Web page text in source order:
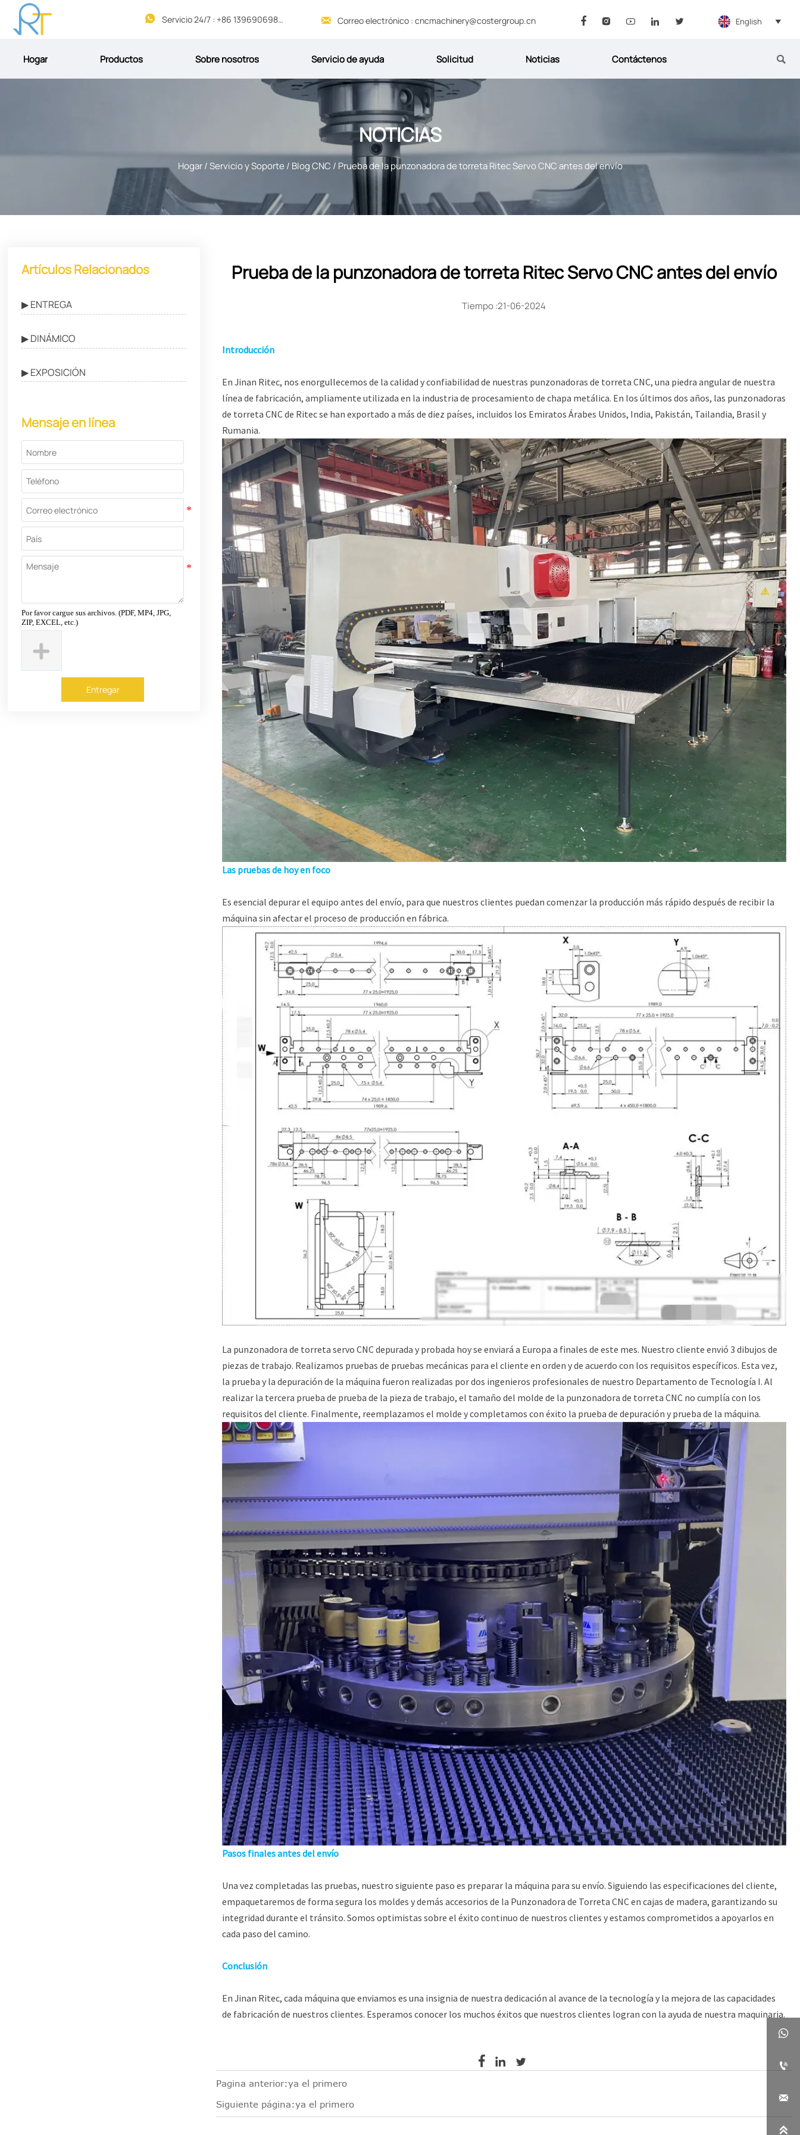
 Servicio 24/7 : +86 13969069845  Correo electrónico : cncmachinery@costergroup.cn      English 
Hogar Productos Sobre nosotros Servicio de ayuda Solicitud Noticias Contáctenos 
NOTICIAS
Hogar/Servicio y Soporte / Blog CNC / Prueba de la punzonadora de torreta Ritec Servo CNC antes del envío
Artículos Relacionados
▶ ENTREGA
▶ DINÁMICO
▶ EXPOSICIÓN
Mensaje en línea
Por favor cargue sus archivos. (PDF, MP4, JPG,
ZIP, EXCEL, etc.)
Entregar
Prueba de la punzonadora de torreta Ritec Servo CNC antes del envío
Tiempo :21-06-2024
Introducción
En Jinan Ritec, nos enorgullecemos de la calidad y confiabilidad de nuestras punzonadoras de torreta CNC, una piedra angular de nuestra
línea de fabricación, ampliamente utilizada en la industria de procesamiento de chapa metálica. En los últimos dos años, las punzonadoras
de torreta CNC de Ritec se han exportado a más de diez países, incluidos los Emiratos Árabes Unidos, India, Pakistán, Tailandia, Brasil y
Rumania.
Las pruebas de hoy en foco
Es esencial depurar el equipo antes del envío, para que nuestros clientes puedan comenzar la producción más rápido después de recibir la
máquina sin afectar el proceso de producción en fábrica.
La punzonadora de torreta servo CNC depurada y probada hoy se enviará a Europa a finales de este mes. Nuestro cliente envió 3 dibujos de
piezas de trabajo. Realizamos pruebas de pruebas mecánicas para el cliente en orden y de acuerdo con los requisitos específicos. Esta vez,
la prueba y la depuración de la máquina fueron realizadas por dos ingenieros profesionales de nuestro Departamento de Tecnología I. Al
realizar la tercera prueba de prueba de la pieza de trabajo, el tamaño del molde de la punzonadora de torreta CNC no cumplía con los
requisitos del cliente. Finalmente, reemplazamos el molde y completamos con éxito la prueba de depuración y prueba de la máquina.
Pasos finales antes del envío
Una vez completadas las pruebas, nuestro siguiente paso es preparar la máquina para su envío. Siguiendo las especificaciones del cliente,
empaquetaremos de forma segura los moldes y demás accesorios de la Punzonadora de Torreta CNC en cajas de madera, garantizando su
integridad durante el tránsito. Somos optimistas sobre el éxito continuo de nuestros clientes y estamos comprometidos a apoyarlos en
cada paso del camino.
Conclusión
En Jinan Ritec, cada máquina que enviamos es una insignia de nuestra dedicación al avance de la tecnología y la mejora de las capacidades
de fabricación de nuestros clientes. Esperamos conocer los muchos éxitos que nuestros clientes logran con la ayuda de nuestra maquinaria.
  
Pagina anterior:ya el primero
Siguiente página:ya el primero



